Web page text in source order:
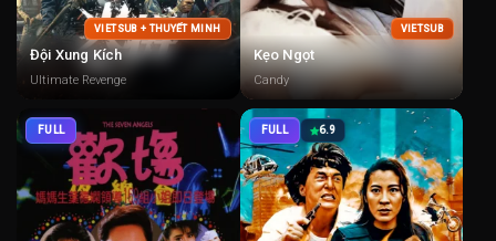
VIETSUB + THUYẾT MINH
Đội Xung Kích
Ultimate Revenge
VIETSUB
Kẹo Ngọt
Candy
FULL FULL 6.9